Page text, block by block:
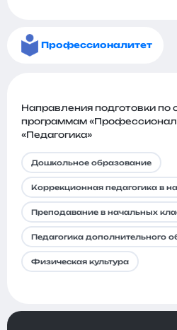
Профессионалитет
Направления подготовки по
программам
«Педагогика»
Дошкольное образование
Коррекционная педагогика в
Преподавание в начальных
Педагогика дополнительного
Физическая культура